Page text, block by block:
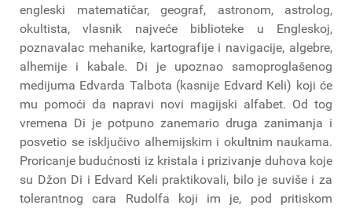
engleski matematičar, geograf, astronom, astrolog,
okultista, vlasnik najveće biblioteke u Engleskoj,
poznavalac mehanike, kartografije i navigacije, algebre,
alhemije i kabale. Di je upoznao samoproglašenog
medijuma Edvarda Talbota (kasnije Edvard Keli) koji će
mu pomoći da napravi novi magijski alfabet. Od tog
vremena Di je potpuno zanemario druga zanimanja i
posvetio se isključivo alhemijskim i okultnim naukama.
Proricanje budućnosti iz kristala i prizivanje duhova koje
su Džon Di i Edvard Keli praktikovali, bilo je suviše i za
tolerantnog cara Rudolfa koji im je, pod pritiskom